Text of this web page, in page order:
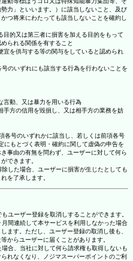
力」といいます。）に該当しないこと、及び
つ将来にわたっても該当しないことを確約し
的又は第三者に損害を加える目的をもって
られる関係を有すること
宜を供与する等の関与をしていると認められ
のいずれにも該当する行為を行わないことを
言動、又は暴力を用いる行為
手方の信用を毀損し、又は相手方の業務を妨
各号のいずれかに該当し、若しくは前項各号
にもとづく表明・確約に関して虚偽の申告を
事由の有無を問わず、ユーザーに対して何ら
できます。
した場合、ユーザーに損害が生じたとしても
を了承します。
ユーザー登録を取消しすることができます。
間連続して本サービスを利用しなかった場合
ます。ただし、ユーザー登録の取消し後も、
からユーザーに届くことがあります。
合、当社に対して何ら請求権も取得しないも
れなくなり、ノジマスーパーポイントのご利